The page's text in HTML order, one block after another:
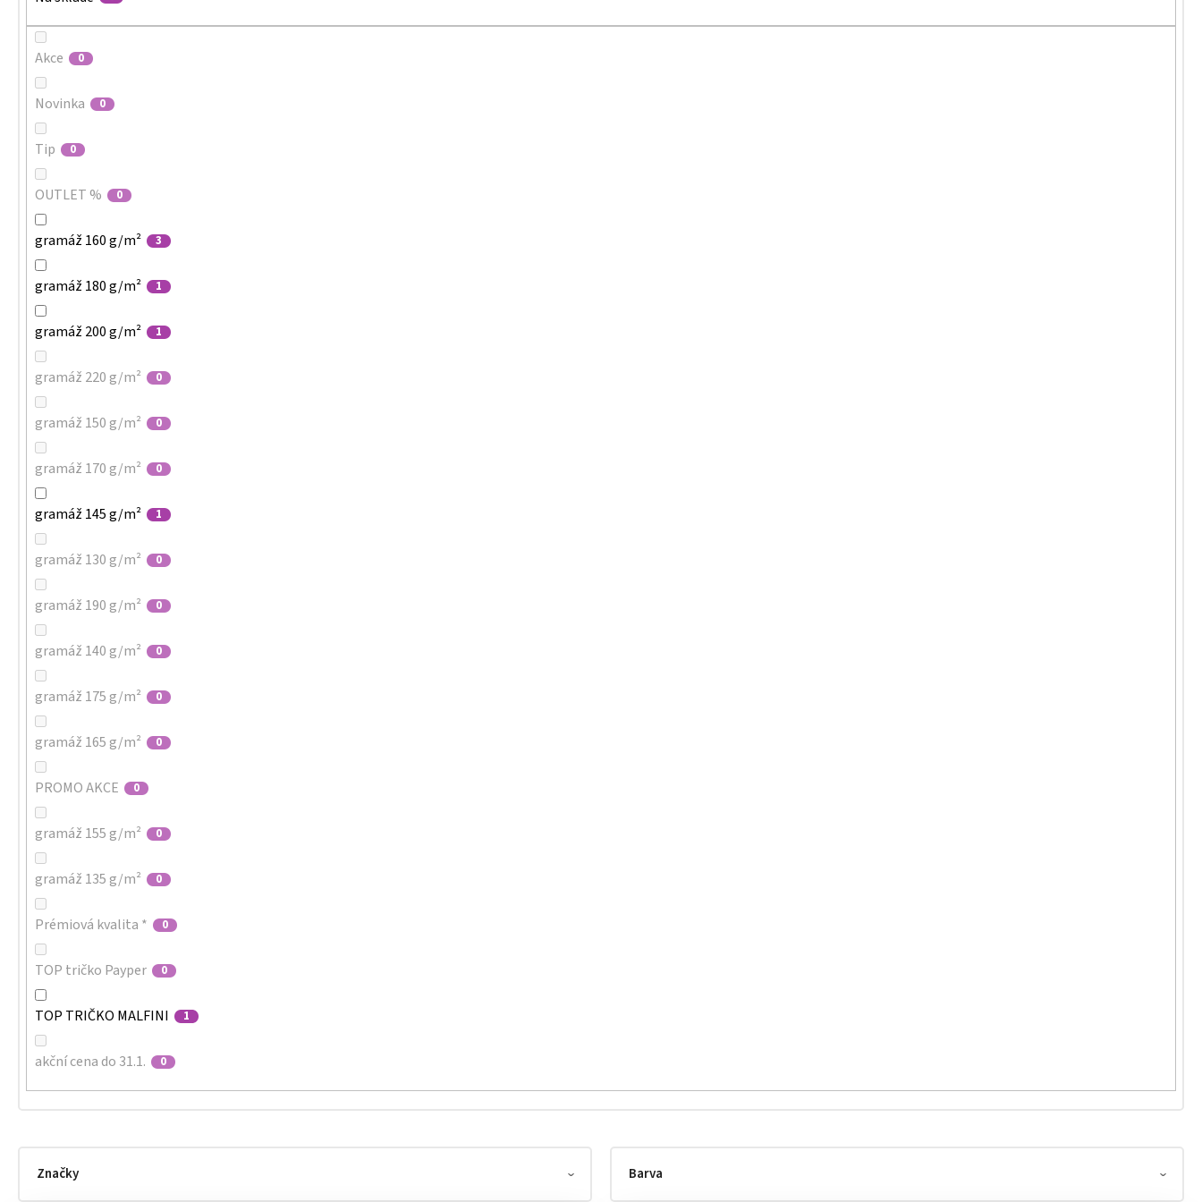
Akce 0
Novinka 0
Tip 0
OUTLET % 0
gramáž 160 g/m² 3
gramáž 180 g/m² 1
gramáž 200 g/m² 1
gramáž 220 g/m² 0
gramáž 150 g/m² 0
gramáž 170 g/m² 0
gramáž 145 g/m² 1
gramáž 130 g/m² 0
gramáž 190 g/m² 0
gramáž 140 g/m² 0
gramáž 175 g/m² 0
gramáž 165 g/m² 0
PROMO AKCE 0
gramáž 155 g/m² 0
gramáž 135 g/m² 0
Prémiová kvalita * 0
TOP tričko Payper 0
TOP TRIČKO MALFINI 1
akční cena do 31.1. 0
Značky Barva